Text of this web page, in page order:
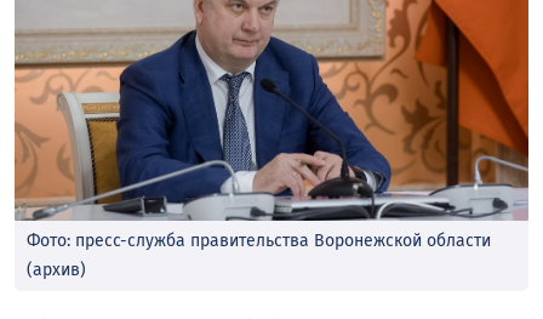
Фото: пресс-служба правительства Воронежской области
(архив)